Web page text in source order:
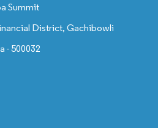
Summit
District, Gachibowli
- 500032